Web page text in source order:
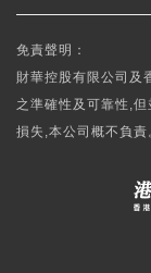
免責聲明：
財華控股有限公司及
之準確性及可靠性,
損失,本公司概不負責